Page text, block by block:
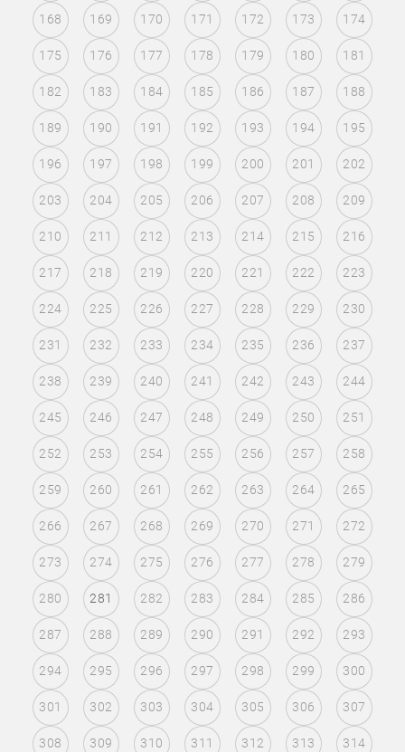
168 169 170 171 172 173 174
175 176 177 178 179 180 181
182 183 184 185 186 187 188
189 190 191 192 193 194 195
196 197 198 199 200 201 202
203 204 205 206 207 208 209
210 211 212 213 214 215 216
217 218 219 220 221 222 223
224 225 226 227 228 229 230
231 232 233 234 235 236 237
238 239 240 241 242 243 244
245 246 247 248 249 250 251
252 253 254 255 256 257 258
259 260 261 262 263 264 265
266 267 268 269 270 271 272
273 274 275 276 277 278 279
280 281 282 283 284 285 286
287 288 289 290 291 292 293
294 295 296 297 298 299 300
301 302 303 304 305 306 307
308 309 310 311 312 313 314